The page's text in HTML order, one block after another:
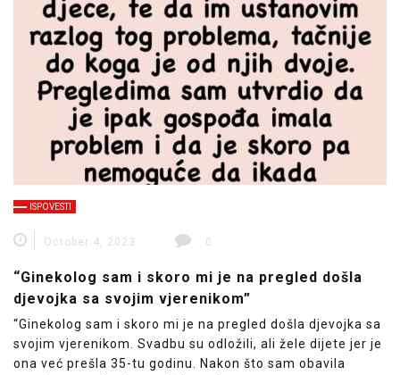
ISPOVESTI
October 4, 2023 0
“Ginekolog sam i skoro mi je na pregled došla
djevojka sa svojim vjerenikom”
“Ginekolog sam i skoro mi je na pregled došla djevojka sa
svojim vjerenikom. Svadbu su odložili, ali žele dijete jer je
ona već prešla 35-tu godinu. Nakon što sam obavila